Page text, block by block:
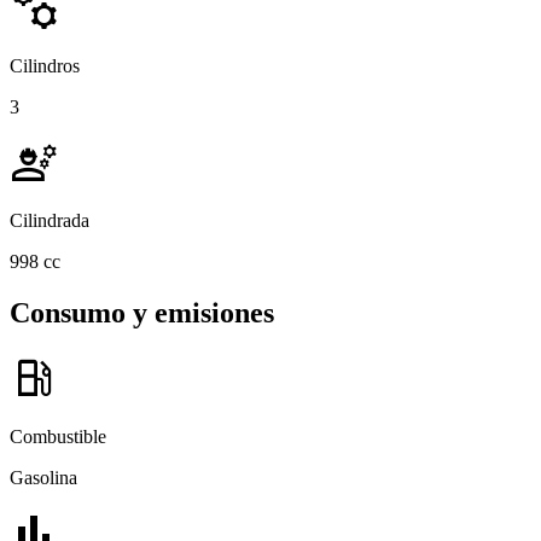
Cilindros
3
engineering
Cilindrada
998 cc
Consumo y emisiones
local_gas_station
Combustible
Gasolina